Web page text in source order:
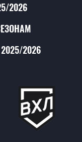
2026
2026